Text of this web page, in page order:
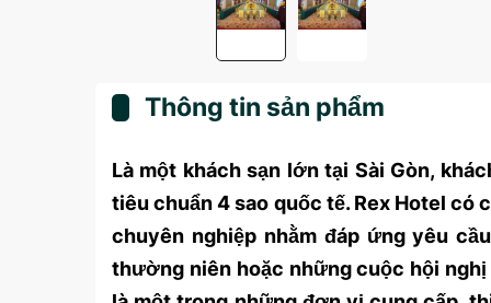
Thông tin sản phẩm
Là một khách sạn lớn tại Sài Gòn,
tiêu chuẩn 4 sao quốc tế. Rex Hotel có
chuyên nghiệp nhằm đáp ứng yêu
thường niên hoặc những cuộc hội